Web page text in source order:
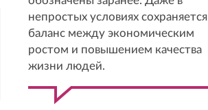
непростых условиях сохраняется
баланс между экономическим
ростом и повышением качества
жизни людей.